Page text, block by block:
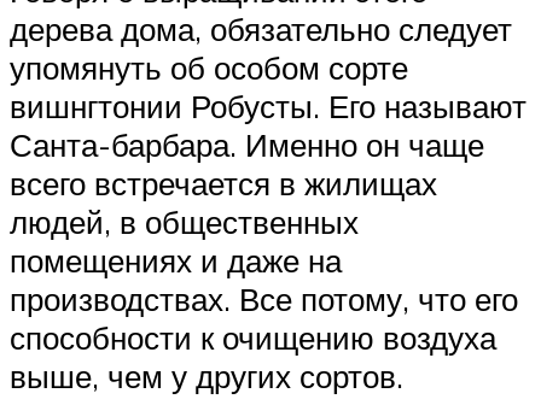
дерева дома, обязательно следует
упомянуть об особом сорте
вишнгтонии Робусты. Его называют
Санта-барбара. Именно он чаще
всего встречается в жилищах
людей, в общественных
помещениях и даже на
производствах. Все потому, что его
способности к очищению воздуха
выше, чем у других сортов.